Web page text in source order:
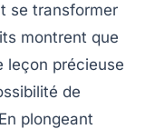
se transformer
montrent que
leçon précieuse
de
plongeant